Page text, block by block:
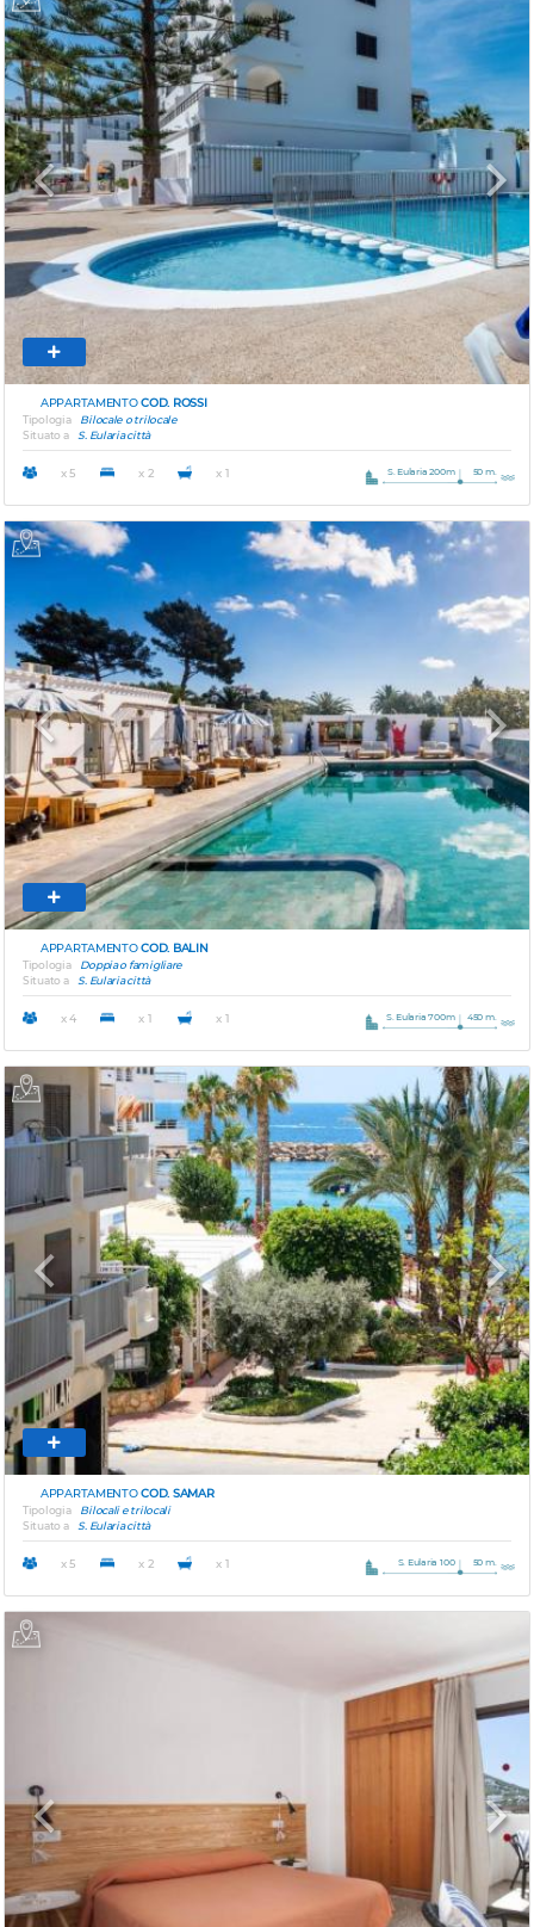
Previous Next
APPARTAMENTOCOD. ROSSI
Tipologia
Bilocale o trilocale
Situato a
S. Eularia città
x 5 x 2 x 1 S. Eularia 200m 50 m.
Previous Next
APPARTAMENTOCOD. BALIN
Tipologia
Doppia o famigliare
Situato a
S. Eularia città
x 4 x 1 x 1 S. Eularia 700m 450 m.
Previous Next
APPARTAMENTOCOD. SAMAR
Tipologia
Bilocali e trilocali
Situato a
S. Eularia città
x 5 x 2 x 1 S. Eularia 100 50 m.
Previous Next